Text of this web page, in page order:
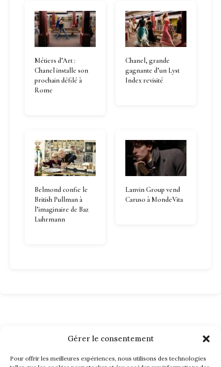
Gérer le consentement
Pour offrir les meilleures expériences, nous utilisons des technologies
Métiers d’Art :
Chanel installe son
prochain défilé à
Rome
Chanel, grande
gagnante d’un Lyst
Index revisité
Belmond confie le
British Pullman à
l’imaginaire de Baz
Luhrmann
Lanvin Group vend
Caruso à MondeVita